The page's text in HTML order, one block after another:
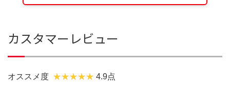
カスタマーレビュー
オススメ度 4.9点